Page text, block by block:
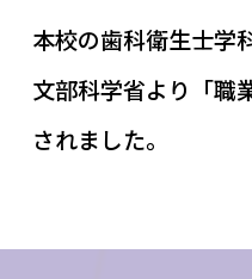
本校の歯科衛生士学
文部科学省より「職
されました。